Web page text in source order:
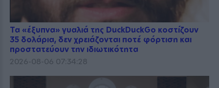
Τα «έξυπνα» γυαλιά της DuckDuckGo κοστίζουν
35 δολάρια, δεν χρειάζονται ποτέ φόρτιση και
προστατεύουν την ιδιωτικότητα
2026-08-06 07:34:28